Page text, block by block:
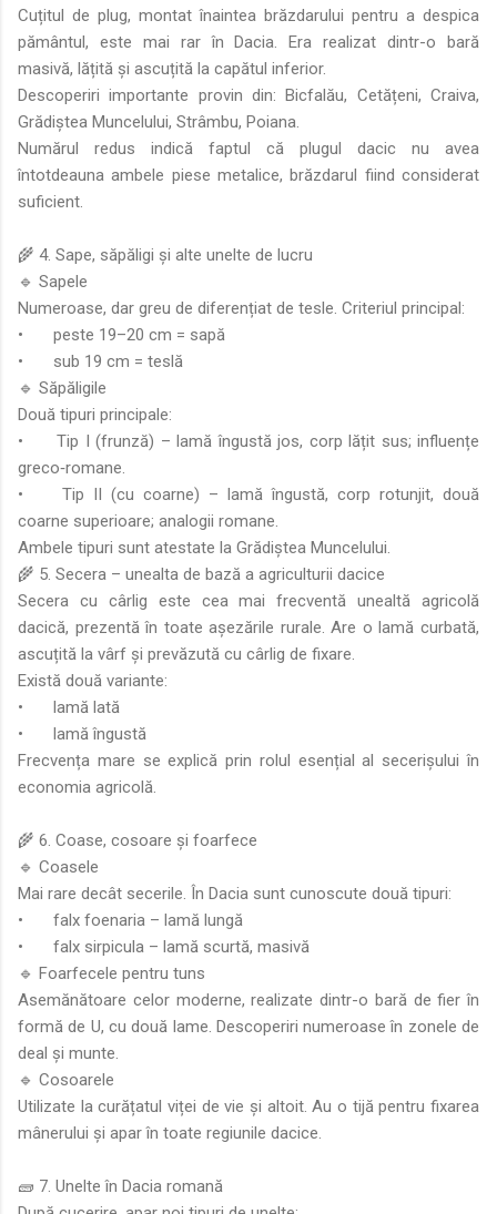
Cuțitul de plug, montat înaintea brăzdarului pentru a despica
pământul, este mai rar în Dacia. Era realizat dintr-o bară
masivă, lățită și ascuțită la capătul inferior.
Descoperiri importante provin din: Bicfalău, Cetățeni, Craiva,
Grădiștea Muncelului, Strâmbu, Poiana.
Numărul redus indică faptul că plugul dacic nu avea
întotdeauna ambele piese metalice, brăzdarul fiind considerat
suficient.
🌾 4. Sape, săpăligi și alte unelte de lucru
🔹 Sapele
Numeroase, dar greu de diferențiat de tesle. Criteriul principal:
•
peste 19–20 cm = sapă
•
sub 19 cm = teslă
🔹 Săpăligile
Două tipuri principale:
•
Tip I (frunză) – lamă îngustă jos, corp lățit sus; influențe
greco‑romane.
•
Tip II (cu coarne) – lamă îngustă, corp rotunjit, două
coarne superioare; analogii romane.
Ambele tipuri sunt atestate la Grădiștea Muncelului.
🌾 5. Secera – unealta de bază a agriculturii dacice
Secera cu cârlig este cea mai frecventă unealtă agricolă
dacică, prezentă în toate așezările rurale. Are o lamă curbată,
ascuțită la vârf și prevăzută cu cârlig de fixare.
Există două variante:
•
lamă lată
•
lamă îngustă
Frecvența mare se explică prin rolul esențial al secerișului în
economia agricolă.
🌾 6. Coase, cosoare și foarfece
🔹 Coasele
Mai rare decât secerile. În Dacia sunt cunoscute două tipuri:
•
falx foenaria – lamă lungă
•
falx sirpicula – lamă scurtă, masivă
🔹 Foarfecele pentru tuns
Asemănătoare celor moderne, realizate dintr-o bară de fier în
formă de U, cu două lame. Descoperiri numeroase în zonele de
deal și munte.
🔹 Cosoarele
Utilizate la curățatul viței de vie și altoit. Au o tijă pentru fixarea
mânerului și apar în toate regiunile dacice.
🧱 7. Unelte în Dacia romană